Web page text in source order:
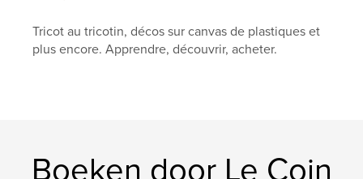
Tricot au tricotin, décos sur canvas de plastiques et
plus encore. Apprendre, découvrir, acheter.
Boeken door Le Coin